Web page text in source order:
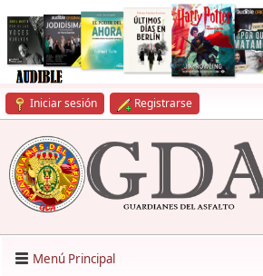
Iniciar sesión Registrarse
Menú Principal